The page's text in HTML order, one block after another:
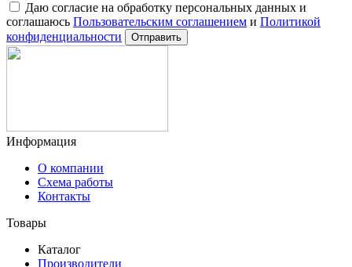
Даю согласие на обработку персональных данных и
соглашаюсь Пользовательским соглашением и Политикой
конфиденциальности
Отправить
Информация
О компании
Схема работы
Контакты
Товары
Каталог
Производители